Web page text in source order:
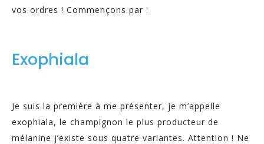
vos ordres ! Commençons par :
Exophiala
Je suis la première à me présenter, je m’appelle
exophiala, le champignon le plus producteur de
mélanine j’existe sous quatre variantes. Attention ! Ne